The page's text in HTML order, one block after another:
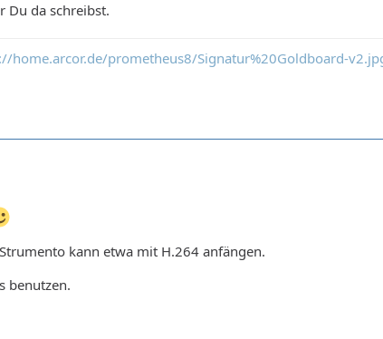
Du da schreibst.
home.arcor.de/prometheus8/Signatur%20Goldboard-
kann etwa mit H.264 anfängen.
benutzen.